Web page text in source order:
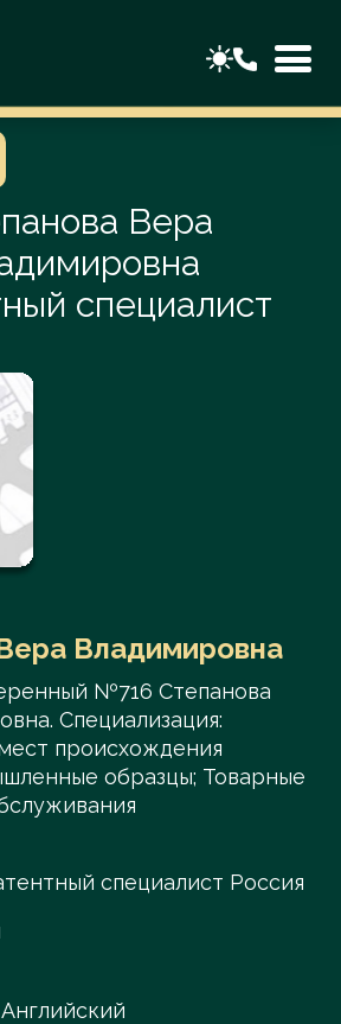
Вера
специалист
Владимировна
№716 Степанова
Специализация:
происхождения
образцы; Товарные
специалист Россия